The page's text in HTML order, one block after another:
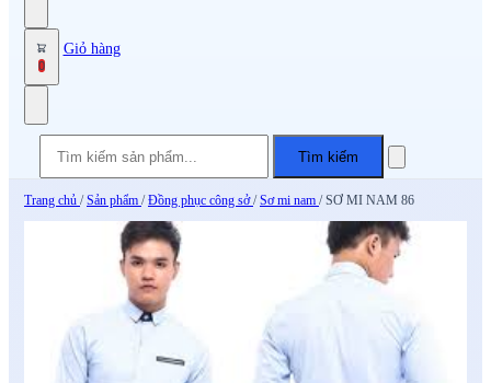
0
Giỏ hàng
Tìm kiếm
Trang chủ / Sản phẩm / Đồng phục công sở/ Sơ mi nam / SƠ MI NAM 86